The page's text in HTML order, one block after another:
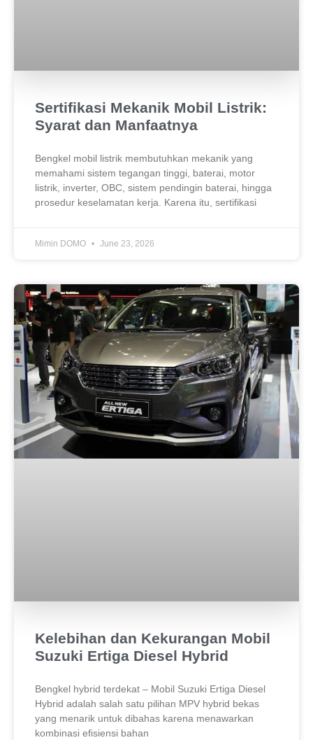
Sertifikasi Mekanik Mobil Listrik:
Syarat dan Manfaatnya
Bengkel mobil listrik membutuhkan mekanik yang
memahami sistem tegangan tinggi, baterai, motor
listrik, inverter, OBC, sistem pendingin baterai, hingga
prosedur keselamatan kerja. Karena itu, sertifikasi
Mimin DOMO June 23, 2026
Kelebihan dan Kekurangan Mobil
Suzuki Ertiga Diesel Hybrid
Bengkel hybrid terdekat – Mobil Suzuki Ertiga Diesel
Hybrid adalah salah satu pilihan MPV hybrid bekas
yang menarik untuk dibahas karena menawarkan
kombinasi efisiensi bahan